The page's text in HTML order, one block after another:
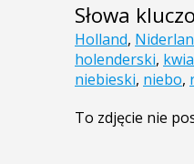
Słowa
Holland,
holenderski,
niebieski, niebo,
To zdjęcie nie